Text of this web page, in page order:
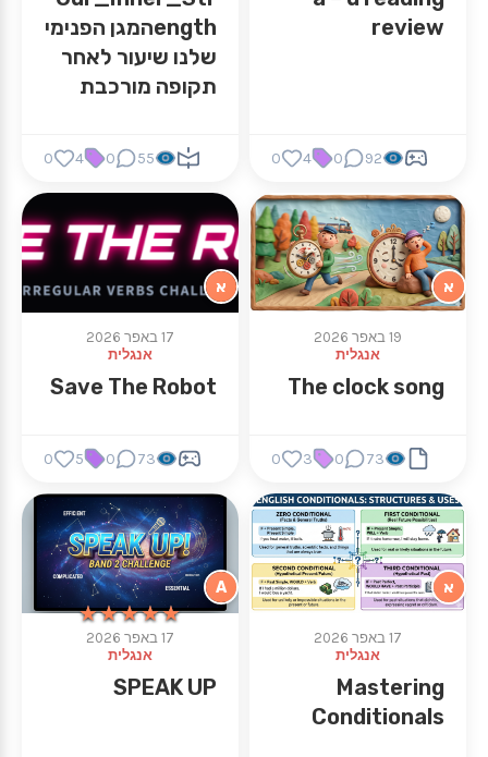
review
92
0
4
0
engthהמגן הפנימי
שלנו שיעור לאחר
תקופה מורכבת
55
0
4
0
א
19 באפר 2026
אנגלית
The clock song
73
0
3
0
א
17 באפר 2026
אנגלית
Save The Robot
73
0
5
0
א
17 באפר 2026
אנגלית
Mastering
Conditionals
★★★★★
★★★★★
A
17 באפר 2026
אנגלית
SPEAK UP